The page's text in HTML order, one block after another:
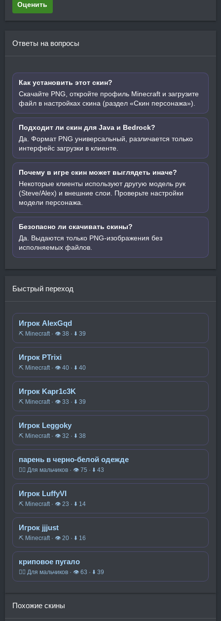
Оценить
Ответы на вопросы
Как установить этот скин?
Скачайте PNG, откройте профиль Minecraft и загрузите
файл в настройках скина (раздел «Скин персонажа»).
Подходит ли скин для Java и Bedrock?
Да. Формат PNG универсальный, различается только
интерфейс загрузки в клиенте.
Почему в игре скин может выглядеть иначе?
Некоторые клиенты используют другую модель рук
(Steve/Alex) и внешние слои. Проверьте настройки
модели персонажа.
Безопасно ли скачивать скины?
Да. Выдаются только PNG-изображения без
исполняемых файлов.
Быстрый переход
Игрок AlexGqd
⛏️ Minecraft · 👁 38 · ⬇ 39
Игрок PTrixi
⛏️ Minecraft · 👁 40 · ⬇ 40
Игрок Kapr1c3K
⛏️ Minecraft · 👁 33 · ⬇ 39
Игрок Leggoky
⛏️ Minecraft · 👁 32 · ⬇ 38
парень в черно-белой одежде
🧍‍♂️ Для мальчиков · 👁 75 · ⬇ 43
Игрок LuffyVI
⛏️ Minecraft · 👁 23 · ⬇ 14
Игрок jjjust
⛏️ Minecraft · 👁 20 · ⬇ 16
криповое пугало
🧍‍♂️ Для мальчиков · 👁 63 · ⬇ 39
Похожие скины